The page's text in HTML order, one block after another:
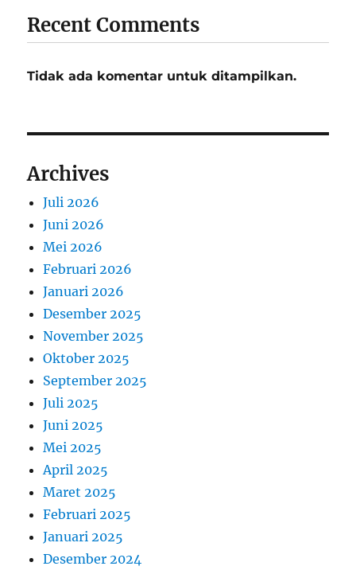
Recent Comments
Tidak ada komentar untuk ditampilkan.
Archives
Juli 2026
Juni 2026
Mei 2026
Februari 2026
Januari 2026
Desember 2025
November 2025
Oktober 2025
September 2025
Juli 2025
Juni 2025
Mei 2025
April 2025
Maret 2025
Februari 2025
Januari 2025
Desember 2024